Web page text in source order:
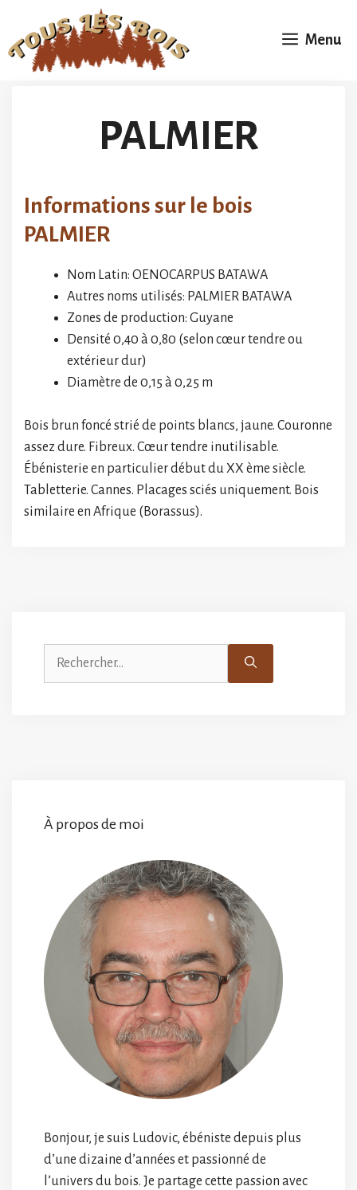
contenu
Menu
PALMIER
Informations sur le bois
PALMIER
Nom Latin: OENOCARPUS BATAWA
Autres noms utilisés: PALMIER BATAWA
Zones de production: Guyane
Densité 0,40 à 0,80 (selon cœur tendre ou
extérieur dur)
Diamètre de 0,15 à 0,25 m
Bois brun foncé strié de points blancs, jaune. Couronne
assez dure. Fibreux. Cœur tendre inutilisable.
Ébénisterie en particulier début du XX ème siècle.
Tabletterie. Cannes. Placages sciés uniquement. Bois
similaire en Afrique (Borassus).
Rechercher :
À propos de moi
Bonjour, je suis Ludovic, ébéniste depuis plus
d’une dizaine d’années et passionné de
l’univers du bois. Je partage cette passion avec